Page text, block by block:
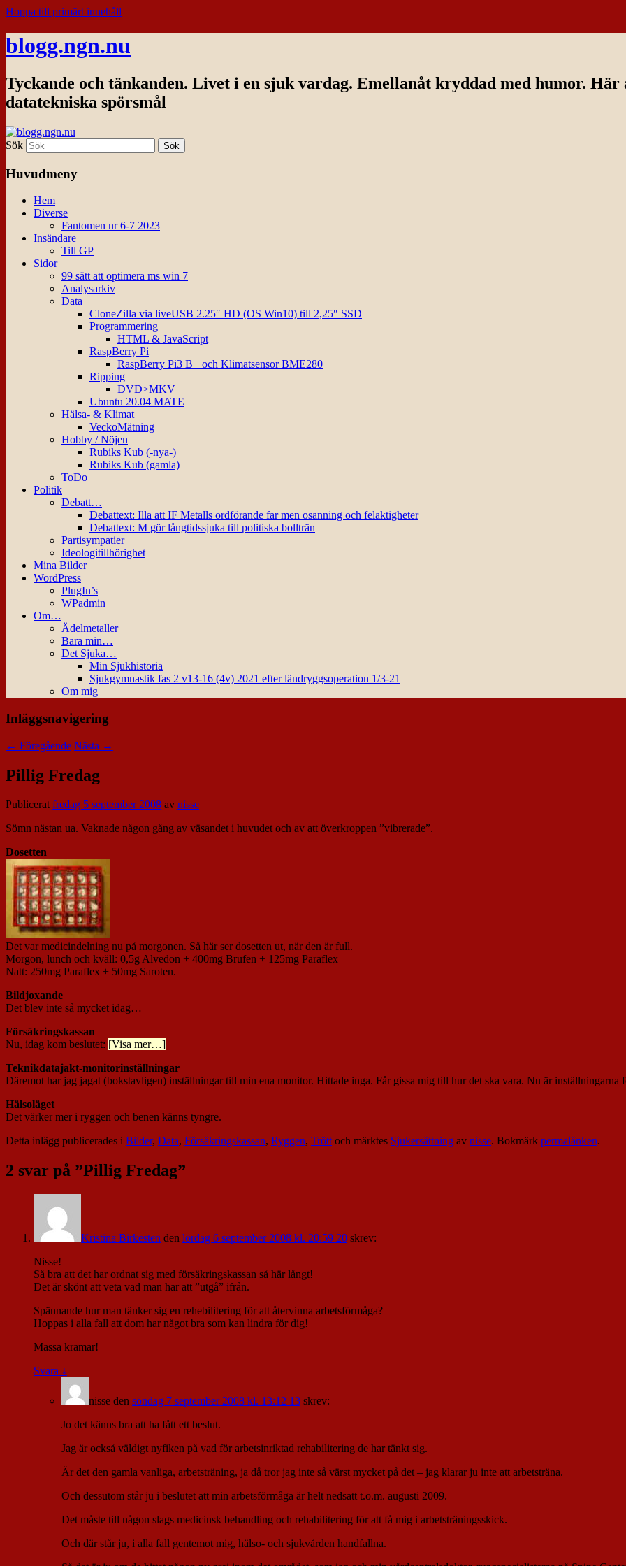
Hoppa till primärt innehåll
blogg.ngn.nu
Tyckande och tänkanden. Livet i en sjuk vardag. Emellanåt kryddad med humor. Här
datatekniska spörsmål
Sök
Huvudmeny
Hem
Diverse
Fantomen nr 6-7 2023
Insändare
Till GP
Sidor
99 sätt att optimera ms win 7
Analysarkiv
Data
CloneZilla via liveUSB 2.25″ HD (OS Win10) till 2,25″ SSD
Programmering
HTML & JavaScript
RaspBerry Pi
RaspBerry Pi3 B+ och Klimatsensor BME280
Ripping
DVD>MKV
Ubuntu 20.04 MATE
Hälsa- & Klimat
VeckoMätning
Hobby / Nöjen
Rubiks Kub (-nya-)
Rubiks Kub (gamla)
ToDo
Politik
Debatt…
Debattext: Illa att IF Metalls ordförande far men osanning och felaktigheter
Debattext: M gör långtidssjuka till politiska bollträn
Partisympatier
Ideologitillhörighet
Mina Bilder
WordPress
PlugIn’s
WPadmin
Om…
Ädelmetaller
Bara min…
Det Sjuka…
Min Sjukhistoria
Sjukgymnastik fas 2 v13-16 (4v) 2021 efter ländryggsoperation 1/3-21
Om mig
Inläggsnavigering
← Föregående Nästa →
Pillig Fredag
Publiceratfredag 5 september 2008 av nisse
Sömn nästan ua. Vaknade någon gång av väsandet i huvudet och av att överkroppen ”vibrerade”.
Dosetten
Det var medicindelning nu på morgonen. Så här ser dosetten ut, när den är full.
Morgon, lunch och kväll: 0,5g Alvedon + 400mg Brufen + 125mg Paraflex
Natt: 250mg Paraflex + 50mg Saroten.
Bildjoxande
Det blev inte så mycket idag…
Försäkringskassan
Nu, idag kom beslutet: [Visa mer…]
Teknikdatajakt-monitorinställningar
Däremot har jag jagat (bokstavligen) inställningar till min ena monitor. Hittade inga. Får gissa mig till hur det ska vara. Nu är inställningarna
Hälsoläget
Det värker mer i ryggen och benen känns tyngre.
Detta inlägg publicerades i Bilder, Data, Försäkringskassan, Ryggen, Tröttoch märktes Sjukersättning av nisse. Bokmärk permalänken.
2 svar på ”Pillig Fredag”
Kristina Birkesten den lördag 6 september 2008 kl. 20:59 20 skrev:
Nisse!
Så bra att det har ordnat sig med försäkringskassan så här långt!
Det är skönt att veta vad man har att ”utgå” ifrån.
Spännande hur man tänker sig en rehebilitering för att återvinna arbetsförmåga?
Hoppas i alla fall att dom har något bra som kan lindra för dig!
Massa kramar!
Svara ↓
nisse den söndag 7 september 2008 kl. 13:12 13 skrev:
Jo det känns bra att ha fått ett beslut.
Jag är också väldigt nyfiken på vad för arbetsinriktad rehabilitering de har tänkt sig.
Är det den gamla vanliga, arbetsträning, ja då tror jag inte så värst mycket på det – jag klarar ju inte att arbetsträna.
Och dessutom står ju i beslutet att min arbetsförmåga är helt nedsatt t.o.m. augusti 2009.
Det måste till någon slags medicinsk behandling och rehabilitering för att få mig i arbetsträningsskick.
Och där står ju, i alla fall gentemot mig, hälso- och sjukvården handfallna.